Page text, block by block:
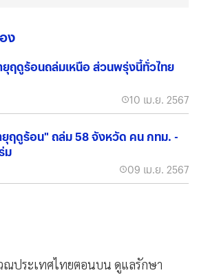
ง
ฤดูร้อนถล่มเหนือ ส่วนพรุ่งนี้ทั่วไทย
10 เม.ย. 2567
ฤดูร้อน" ถล่ม 58 จังหวัด คน กทม. -
ม
09 เม.ย. 2567
ณประเทศไทยตอนบน ดูแลรักษา